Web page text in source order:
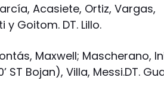
Acasiete, Ortiz, Vargas,
Goitom. DT. Lillo.
Maxwell; Mascherano,
ST Bojan), Villa, Messi.DT.